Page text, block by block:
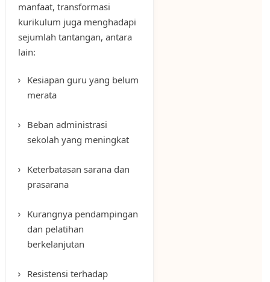
manfaat, transformasi
kurikulum juga menghadapi
sejumlah tantangan, antara
lain:
Kesiapan guru yang belum
merata
Beban administrasi
sekolah yang meningkat
Keterbatasan sarana dan
prasarana
Kurangnya pendampingan
dan pelatihan
berkelanjutan
Resistensi terhadap